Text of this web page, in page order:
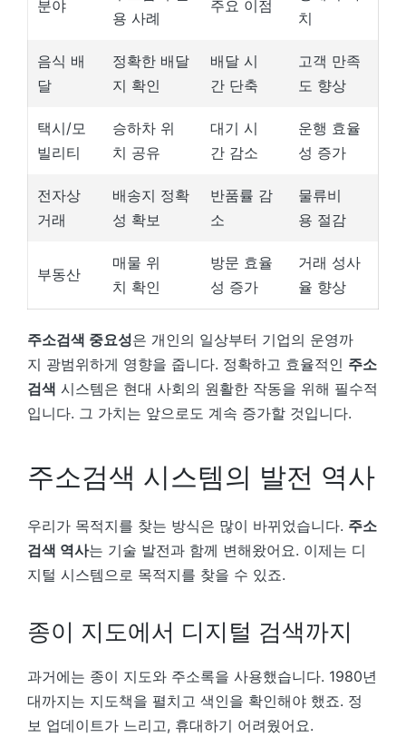
분야
용 사례
주요 이점
치
음식 배
달
정확한 배달
지 확인
배달 시
간 단축
고객 만족
도 향상
택시/모
빌리티
승하차 위
치 공유
대기 시
간 감소
운행 효율
성 증가
전자상
거래
배송지 정확
성 확보
반품률 감
소
물류비
용 절감
부동산
매물 위
치 확인
방문 효율
성 증가
거래 성사
율 향상
주소검색 중요성은 개인의 일상부터 기업의 운영까
지 광범위하게 영향을 줍니다. 정확하고 효율적인 주소
검색 시스템은 현대 사회의 원활한 작동을 위해 필수적
입니다. 그 가치는 앞으로도 계속 증가할 것입니다.
주소검색 시스템의 발전 역사
우리가 목적지를 찾는 방식은 많이 바뀌었습니다. 주소
검색 역사는 기술 발전과 함께 변해왔어요. 이제는 디
지털 시스템으로 목적지를 찾을 수 있죠.
종이 지도에서 디지털 검색까지
과거에는 종이 지도와 주소록을 사용했습니다. 1980년
대까지는 지도책을 펼치고 색인을 확인해야 했죠. 정
보 업데이트가 느리고, 휴대하기 어려웠어요.